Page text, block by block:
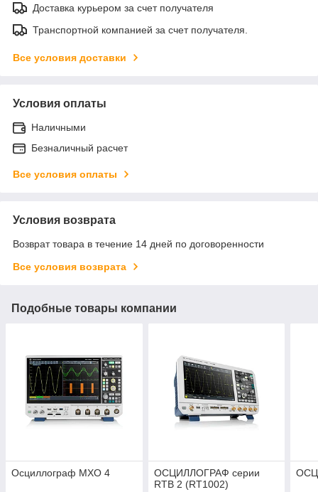
Доставка курьером за счет получателя
Транспортной компанией за счет получателя.
Все условия доставки
Условия оплаты
Наличными
Безналичный расчет
Все условия оплаты
Условия возврата
Возврат товара в течение 14 дней по договоренности
Все условия возврата
Подобные товары компании
Осциллограф MXO 4
ОСЦИЛЛОГРАФ серии
RTB 2 (RT1002)